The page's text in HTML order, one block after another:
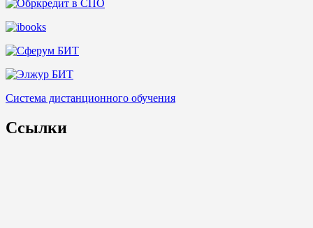
Система дистанционного обучения
Ссылки